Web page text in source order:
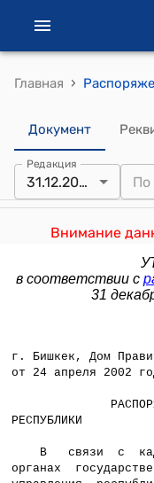
Главная ›
Документ
Редакция
31.12.2021
Внимание